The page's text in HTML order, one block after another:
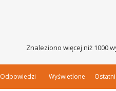
Znaleziono więcej niż 1000
Odpowiedzi Wyświetlone